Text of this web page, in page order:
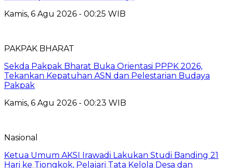
Kamis, 6 Agu 2026 - 00:25 WIB
PAKPAK BHARAT
Sekda Pakpak Bharat Buka Orientasi PPPK 2026,
Tekankan Kepatuhan ASN dan Pelestarian Budaya
Pakpak
Kamis, 6 Agu 2026 - 00:23 WIB
Nasional
Ketua Umum AKSI Irawadi Lakukan Studi Banding 21
Hari ke Tiongkok, Pelajari Tata Kelola Desa dan